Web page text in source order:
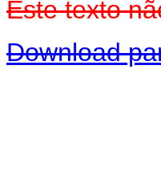
Este texto
Download